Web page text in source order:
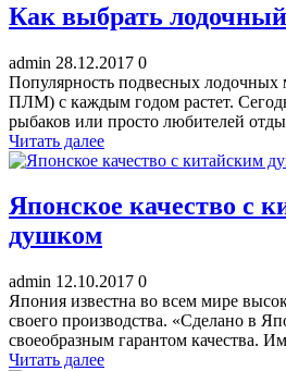
Как выбрать
admin 28.12.2017 0
Популярность подвесных лодочных
ПЛМ) с каждым годом растет.
рыбаков или просто любителей
Читать далее
Японское качество с
душком
admin 12.10.2017 0
Япония известна во всем мире
своего производства. «Сделано в
своеобразным гарантом качества.
Читать далее